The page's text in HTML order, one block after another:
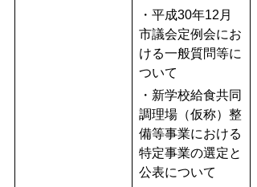
・平成30年12月
市議会定例会にお
ける一般質問等に
ついて
・新学校給食共同
調理場（仮称）整
備等事業における
特定事業の選定と
公表について